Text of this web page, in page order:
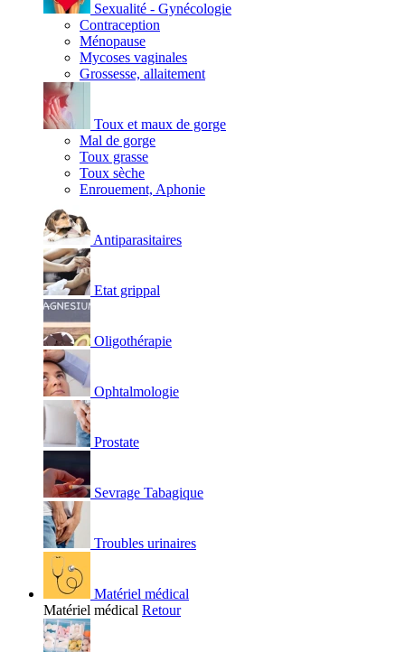
Sexualité - Gynécologie
Contraception
Ménopause
Mycoses vaginales
Grossesse, allaitement
Toux et maux de gorge
Mal de gorge
Toux grasse
Toux sèche
Enrouement, Aphonie
Antiparasitaires
Etat grippal
Oligothérapie
Ophtalmologie
Prostate
Sevrage Tabagique
Troubles urinaires
Matériel médical
Matériel médical Retour